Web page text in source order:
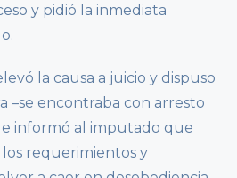
y pidió la inmediata
la causa a juicio y dispuso
–se encontraba con arresto
informó al imputado que
requerimientos y